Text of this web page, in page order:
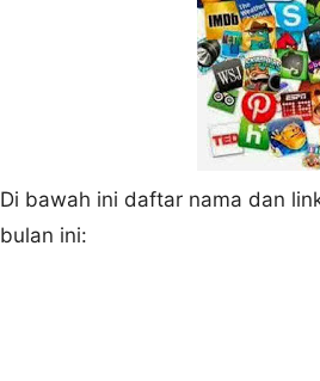
Di bawah ini daftar nama dan
bulan ini: